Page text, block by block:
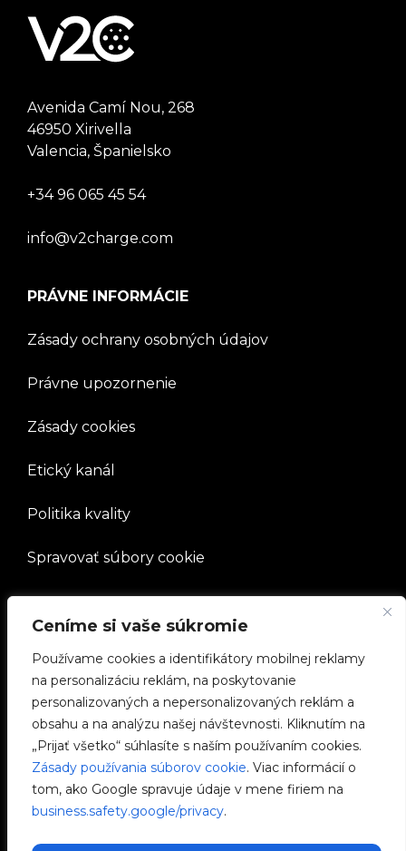
Ceníme si vaše súkromie
Používame cookies a identifikátory mobilnej reklamy
na personalizáciu reklám, na poskytovanie
personalizovaných a nepersonalizovaných reklám a
obsahu a na analýzu našej návštevnosti. Kliknutím na
„Prijať všetko“ súhlasíte s naším používaním cookies.
Zásady používania súborov cookie. Viac informácií o
tom, ako Google spravuje údaje v mene firiem na
business.safety.google/privacy.
Avenida Camí Nou, 268
46950 Xirivella
Valencia, Španielsko
+34 96 065 45 54
info@v2charge.com
PRÁVNE INFORMÁCIE
Zásady ochrany osobných údajov
Právne upozornenie
Zásady cookies
Etický kanál
Politika kvality
Spravovať súbory cookie
SPOLOČNOSŤ
Pracovať s nami
e-Chargers
V2C Power
V2C Cloud